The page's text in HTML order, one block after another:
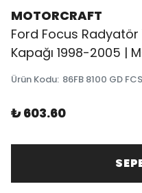
MOTORCRAFT
Ford Focus Radyatör
Kapağı 1998-2005 |
Ürün Kodu: 86FB 8100 GD
₺ 603.60